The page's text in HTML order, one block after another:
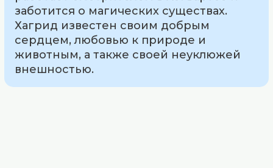
заботится о магических существах.
Хагрид известен своим добрым
сердцем, любовью к природе и
животным, а также своей неуклюжей
внешностью.